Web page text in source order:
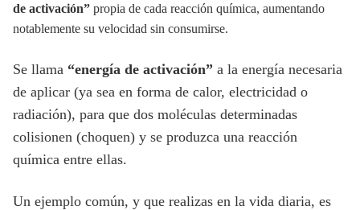
de activación” propia de cada reacción química, aumentando
notablemente su velocidad sin consumirse.
Se llama “energía de activación” a la energía necesaria
de aplicar (ya sea en forma de calor, electricidad o
radiación), para que dos moléculas determinadas
colisionen (choquen) y se produzca una reacción
química entre ellas.
Un ejemplo común, y que realizas en la vida diaria, es